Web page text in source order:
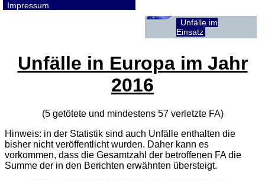
Impressum
Unfälle im
Einsatz
Unfälle in Europa im Jahr
2016
(5 getötete und mindestens 57 verletzte FA)
Hinweis: in der Statistik sind auch Unfälle enthalten die
bisher nicht veröffentlicht wurden. Daher kann es
vorkommen, dass die Gesamtzahl der betroffenen FAdie
Summe der in den Berichten erwähnten übersteigt.